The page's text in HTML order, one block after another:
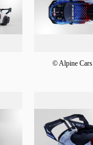
© Alpine Cars